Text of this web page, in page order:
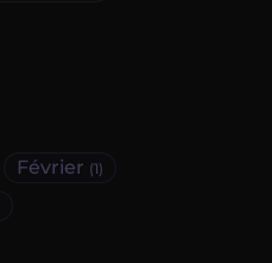
Février (1)